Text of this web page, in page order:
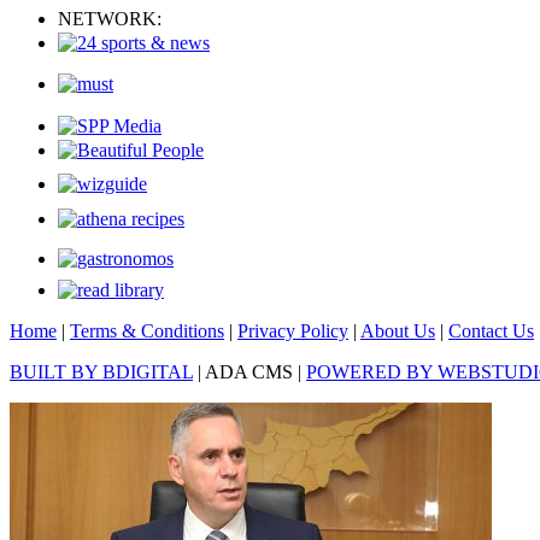
NETWORK:
Home | Terms & Conditions | Privacy Policy | About Us | Contact Us
BUILT BY BDIGITAL | ADA CMS | POWERED BY